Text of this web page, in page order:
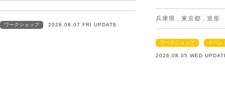
ワークショップ 2026.08.07 FRI UPDATE
兵庫県 , 東京都 , 造形
ワークショップ イベン
2026.08.05 WED